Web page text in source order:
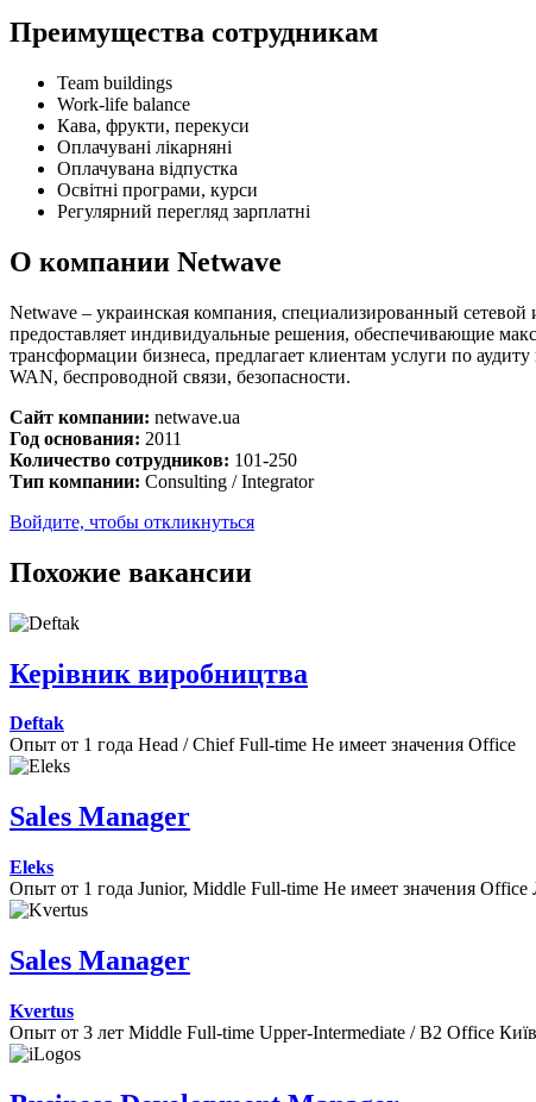
Преимущества сотрудникам
Team buildings
Work-life balance
Кава, фрукти, перекуси
Оплачувані лікарняні
Оплачувана відпустка
Освітні програми, курси
Регулярний перегляд зарплатні
О компании Netwave
Netwave – украинская компания, специализированный
предоставляет индивидуальные решения, обеспечивающие
трансформации бизнеса, предлагает клиентам услуги по
WAN, беспроводной связи, безопасности.
Сайт компании: netwave.ua
Год основания: 2011
Количество сотрудников: 101-250
Тип компании: Consulting / Integrator
Войдите, чтобы откликнуться
Похожие вакансии
Керівник виробництва
Deftak
Опыт от 1 года Head / Chief Full-time Не имеет значения Office
Sales Manager
Eleks
Опыт от 1 года Junior, Middle Full-time Не имеет значения Office
Sales Manager
Kvertus
Опыт от 3 лет Middle Full-time Upper-Intermediate / B2 Office Київ